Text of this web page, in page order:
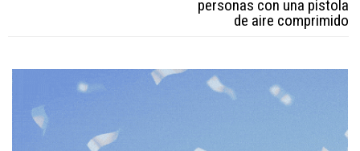
personas con una pistola
de aire comprimido